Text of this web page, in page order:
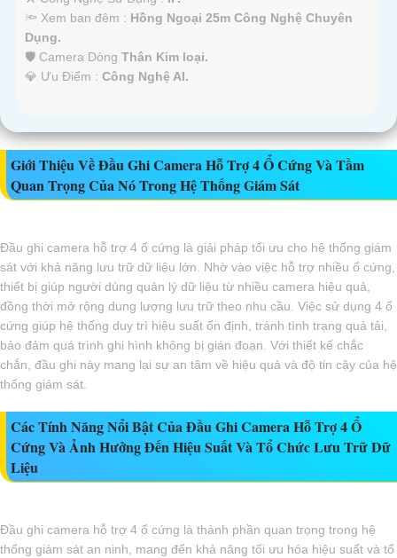
🔦 Xem ban đêm : Hồng Ngoại 25m Công Nghệ Chuyên
Dụng.
🛡 Camera Dòng Thân Kim loại.
️💎 Ưu Điểm : Công Nghệ AI.
Giới Thiệu Về Đầu Ghi Camera Hỗ Trợ 4 Ổ Cứng Và Tầm
Quan Trọng Của Nó Trong Hệ Thống Giám Sát
Đầu ghi camera hỗ trợ 4 ổ cứng là giải pháp tối ưu cho hệ thống giám
sát với khả năng lưu trữ dữ liệu lớn. Nhờ vào việc hỗ trợ nhiều ổ cứng,
thiết bị giúp người dùng quản lý dữ liệu từ nhiều camera hiệu quả,
đồng thời mở rộng dung lượng lưu trữ theo nhu cầu. Việc sử dụng 4 ổ
cứng giúp hệ thống duy trì hiệu suất ổn định, tránh tình trạng quá tải,
bảo đảm quá trình ghi hình không bị gián đoạn. Với thiết kế chắc
chắn, đầu ghi này mang lại sự an tâm về hiệu quả và độ tin cậy của hệ
thống giám sát.
Các Tính Năng Nổi Bật Của Đầu Ghi Camera Hỗ Trợ 4 Ổ
Cứng Và Ảnh Hưởng Đến Hiệu Suất Và Tổ Chức Lưu Trữ Dữ
Liệu
Đầu ghi camera hỗ trợ 4 ổ cứng là thành phần quan trọng trong hệ
thống giám sát an ninh, mang đến khả năng tối ưu hóa hiệu suất và tổ